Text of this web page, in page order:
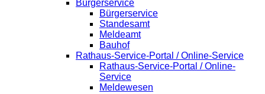
Bürgerservice
Bürgerservice
Standesamt
Meldeamt
Bauhof
Rathaus-Service-Portal / Online-Service
Rathaus-Service-Portal / Online-
Service
Meldewesen